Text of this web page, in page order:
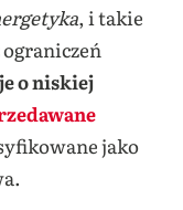
, i takie
o niskiej
jako